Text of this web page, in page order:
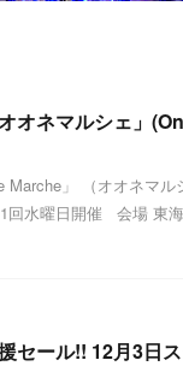
オネマルシェ」
Marche」 （オオネマ
回水曜日開催 会場 東
セール!! 12月3日ス